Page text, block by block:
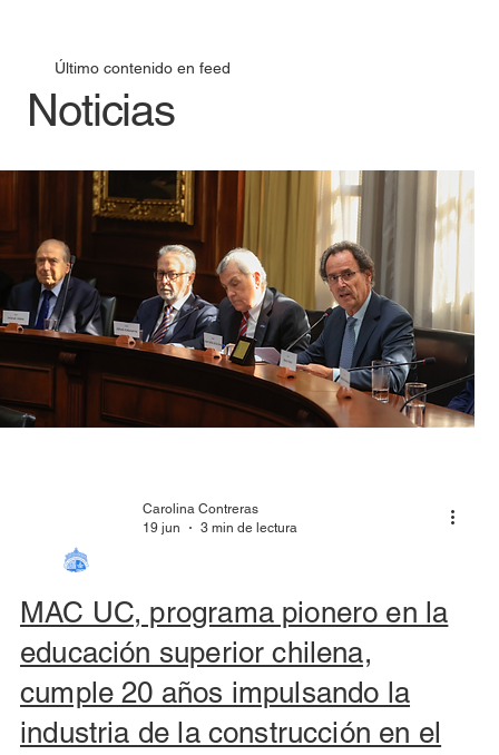
Último contenido en feed
Noticias
Carolina Contreras
19 jun
3 min de lectura
MAC UC, programa pionero en la
educación superior chilena,
cumple 20 años impulsando la
industria de la construcción en el